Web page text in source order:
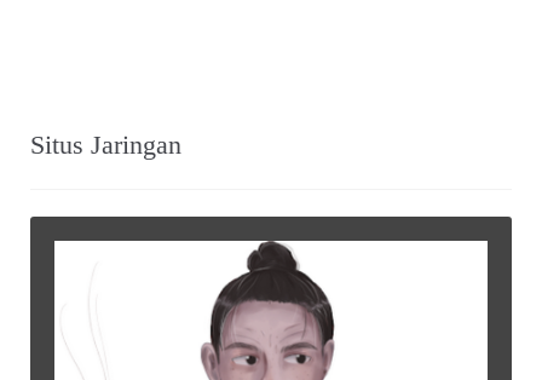
Situs Jaringan